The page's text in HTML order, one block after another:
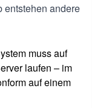
entstehen andere
muss auf
laufen – im
auf einem